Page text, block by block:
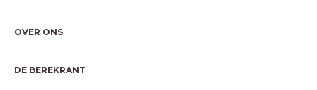
OVER ONS
DE BEREKRANT